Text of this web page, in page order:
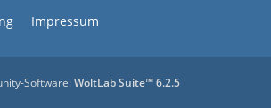
Impressum
Software:WoltLab Suite™ 6.2.5